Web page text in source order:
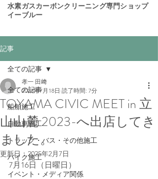
​水素ガスカーボンクリーニング専門ショップ
イーブルー
記事
全ての記事
船舶施工
自動車施工
トラック・バス・その他施工
バイク施工
イベント・メディア関係
全ての記事
TOYAMA CIVIC MEET in 立
山山麓 2023-へ出店してき
ました。
孝一 田﨑
2023年7月18日 読了時間: 7分
更新日：2025年2月7日
7月16日（日曜日）